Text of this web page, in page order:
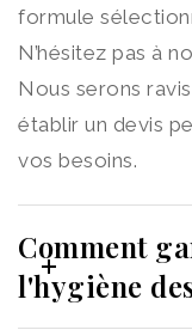
formule
N’hésitez pas à
Nous serons
établir un devis
vos besoins.
Comment
l'hygiène